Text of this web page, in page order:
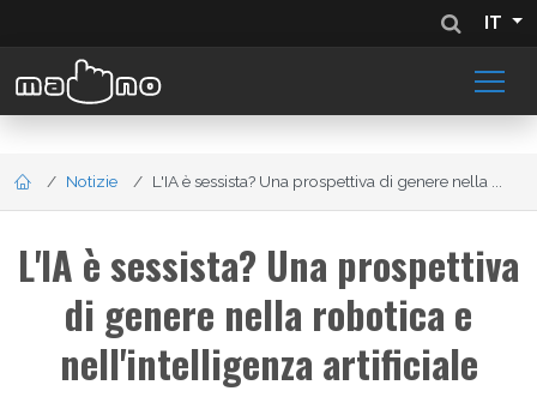
IT
Notizie L'IA è sessista? Una prospettiva di genere nella ...
L'IA è sessista? Una prospettiva
di genere nella robotica e
nell'intelligenza artificiale